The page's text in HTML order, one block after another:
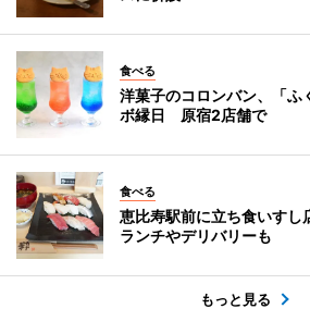
食べる
洋菓子のコロンバン、「ふ
ボ縁日 原宿2店舗で
食べる
恵比寿駅前に立ち食いす
ランチやデリバリーも
もっと見る